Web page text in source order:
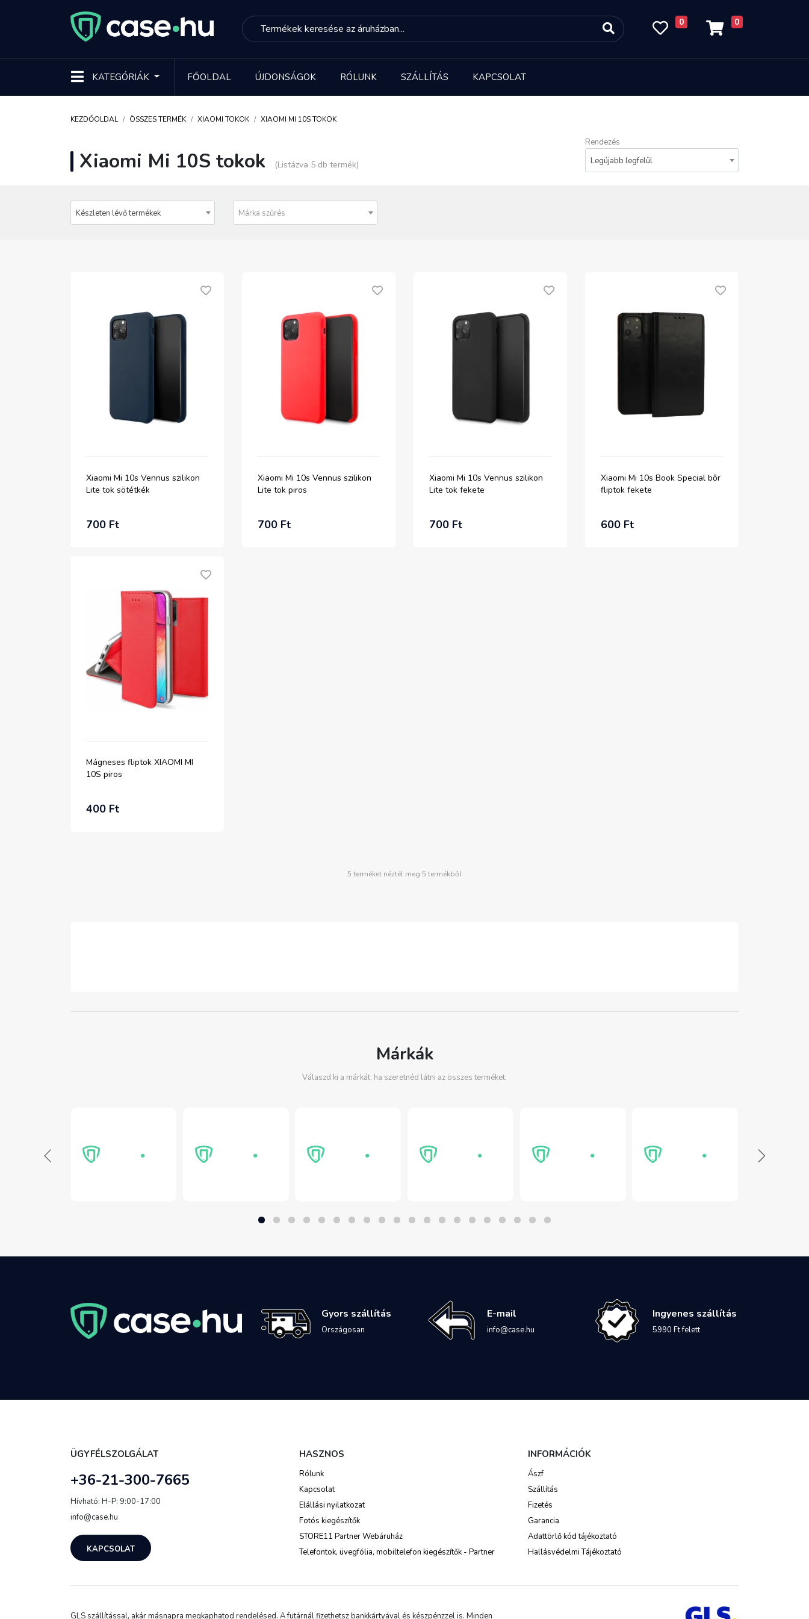
0 0
KATEGÓRIÁK FŐOLDAL ÚJDONSÁGOK RÓLUNK SZÁLLÍTÁS KAPCSOLAT
KEZDŐOLDAL ÖSSZES TERMÉK XIAOMI TOKOK XIAOMI MI 10S TOKOK
Xiaomi Mi 10S tokok (Listázva 5 db termék)
Rendezés
Legújabb legfelül
Készleten lévő termékek Márka szűrés
Xiaomi Mi 10s Vennus szilikon
Lite tok sötétkék
700 Ft
Xiaomi Mi 10s Vennus szilikon
Lite tok piros
700 Ft
Xiaomi Mi 10s Vennus szilikon
Lite tok fekete
700 Ft
Xiaomi Mi 10s Book Special bőr
fliptok fekete
600 Ft
Mágneses fliptok XIAOMI MI
10S piros
400 Ft
5 terméket néztél meg 5 termékből
Márkák
Válaszd ki a márkát, ha szeretnéd látni az összes terméket.
Gyors szállítás
Országosan
E-mail
info@case.hu
Ingyenes szállítás
5990 Ft felett
ÜGYFÉLSZOLGÁLAT
+36-21-300-7665
Hívható: H-P: 9:00-17:00
info@case.hu
KAPCSOLAT
HASZNOS
Rólunk
Kapcsolat
Elállási nyilatkozat
Fotós kiegészítők
STORE11 Partner Webáruház
Telefontok, üvegfólia, mobiltelefon kiegészítők - Partner
INFORMÁCIÓK
Ászf
Szállítás
Fizetés
Garancia
Adattörlő kód tájékoztató
Hallásvédelmi Tájékoztató
GLS szállítással, akár másnapra megkaphatod rendelésed. A futárnál fizethetsz bankkártyával és készpénzzel is. Minden